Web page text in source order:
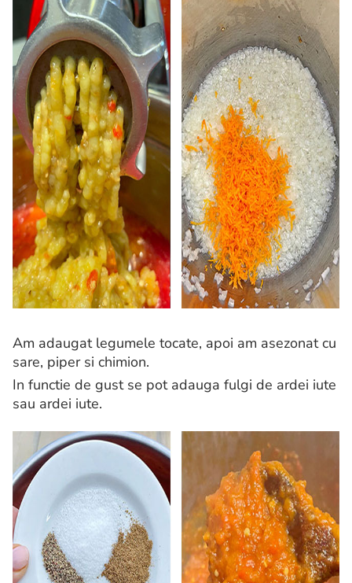
Am adaugat legumele tocate, apoi am asezonat cu
sare, piper si chimion.
In functie de gust se pot adauga fulgi de ardei iute
sau ardei iute.